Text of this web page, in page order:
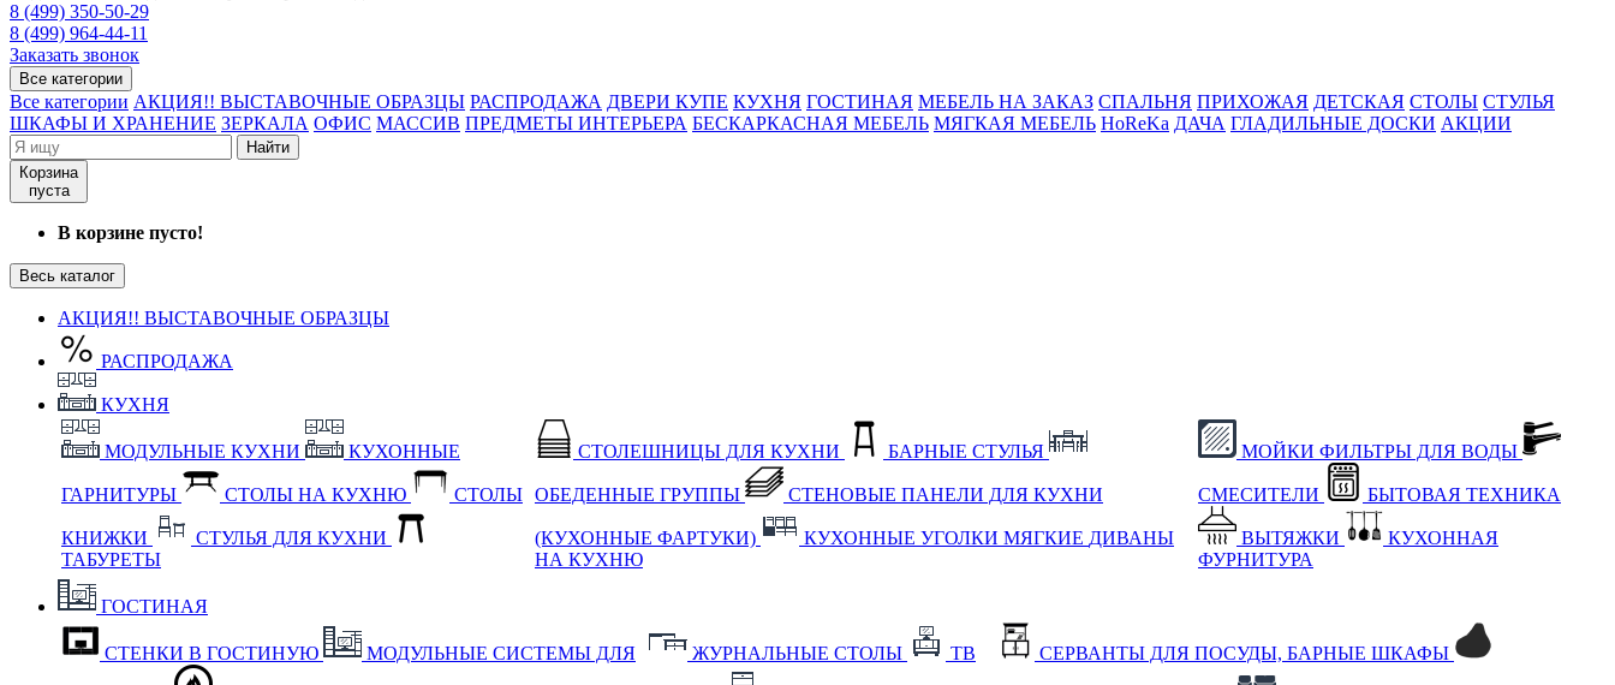
8 (499) 350-50-29
8 (499) 964-44-11
Заказать звонок
Все категории
Все категории АКЦИЯ!! ВЫСТАВОЧНЫЕ ОБРАЗЦЫ РАСПРОДАЖА ДВЕРИ КУПЕ КУХНЯ ГОСТИНАЯ МЕБЕЛЬ НА ЗАКАЗ СПАЛЬНЯ ПРИХОЖАЯ ДЕТСКАЯ СТОЛЫ СТУЛЬЯ
ШКАФЫ И ХРАНЕНИЕ ЗЕРКАЛА ОФИС МАССИВ ПРЕДМЕТЫ ИНТЕРЬЕРА БЕСКАРКАСНАЯ МЕБЕЛЬ МЯГКАЯ МЕБЕЛЬ HoReKa ДАЧА ГЛАДИЛЬНЫЕ ДОСКИ АКЦИИ
Найти
Корзина
пуста
В корзине пусто!
Весь каталог
АКЦИЯ!! ВЫСТАВОЧНЫЕ ОБРАЗЦЫ
РАСПРОДАЖА
КУХНЯ
МОДУЛЬНЫЕ КУХНИ КУХОННЫЕ
ГАРНИТУРЫ СТОЛЫ НА КУХНЮ СТОЛЫ
КНИЖКИ
СТУЛЬЯ ДЛЯ КУХНИ
ТАБУРЕТЫ
СТОЛЕШНИЦЫ ДЛЯ КУХНИ БАРНЫЕ СТУЛЬЯ
ОБЕДЕННЫЕ ГРУППЫ СТЕНОВЫЕ ПАНЕЛИ ДЛЯ КУХНИ
(КУХОННЫЕ ФАРТУКИ) КУХОННЫЕ УГОЛКИ МЯГКИЕ ДИВАНЫ
НА КУХНЮ
МОЙКИ ФИЛЬТРЫ ДЛЯ ВОДЫ
СМЕСИТЕЛИ БЫТОВАЯ ТЕХНИКА
ВЫТЯЖКИ
КУХОННАЯ
ФУРНИТУРА
ГОСТИНАЯ
СТЕНКИ В ГОСТИНУЮ МОДУЛЬНЫЕ СИСТЕМЫ ДЛЯ ЖУРНАЛЬНЫЕ СТОЛЫ ТВ СЕРВАНТЫ ДЛЯ ПОСУДЫ, БАРНЫЕ ШКАФЫ